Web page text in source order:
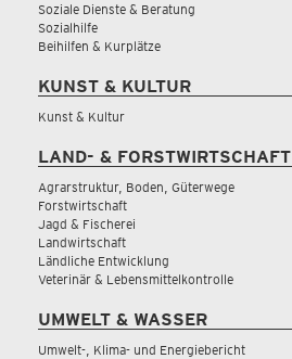
Soziale Dienste & Beratung
Sozialhilfe
Beihilfen & Kurplätze
KUNST & KULTUR
Kunst & Kultur
LAND- & FORSTWIRTSCHAFT
Agrarstruktur, Boden, Güterwege
Forstwirtschaft
Jagd & Fischerei
Landwirtschaft
Ländliche Entwicklung
Veterinär & Lebensmittelkontrolle
UMWELT & WASSER
Umwelt-, Klima- und Energiebericht